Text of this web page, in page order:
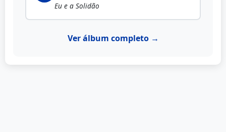
Eu e a Solidão
Ver álbum completo →